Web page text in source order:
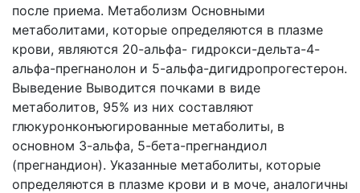
после приема. Метаболизм Основными
метаболитами, которые определяются в плазме
крови, являются 20-альфа- гидрокси-дельта-4-
альфа-прегнанолон и 5-альфа-дигидропрогестерон.
Выведение Выводится почками в виде
метаболитов, 95% из них составляют
глюкуронконъюгированные метаболиты, в
основном 3-альфа, 5-бета-прегнандиол
(прегнандион). Указанные метаболиты, которые
определяются в плазме крови и в моче, аналогичны